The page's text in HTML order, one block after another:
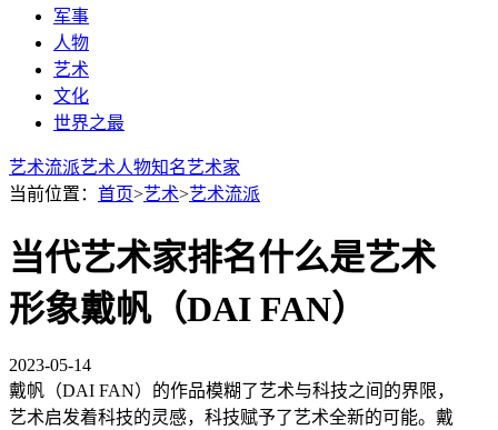
军事
人物
艺术
文化
世界之最
艺术流派艺术人物知名艺术家
当前位置： 首页>艺术>艺术流派
当代艺术家排名什么是艺术
形象戴帆（DAI FAN）
2023-05-14
戴帆（DAI FAN）的作品模糊了艺术与科技之间的界限，
艺术启发着科技的灵感，科技赋予了艺术全新的可能。戴